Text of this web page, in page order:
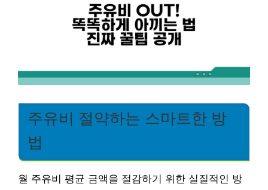
주유비 절약하는 스마트한 방
법
월 주유비 평균 금액을 절감하기 위한 실질적인 방